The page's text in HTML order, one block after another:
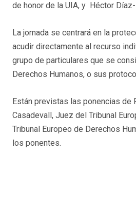
de honor de la UIA, y Héctor
La jornada se centrará en la
acudir directamente al recurso
grupo de particulares que se
Derechos Humanos, o sus
Están previstas las ponencias de
Casadevall, Juez del Tribunal
Tribunal Europeo de Derechos
los ponentes.